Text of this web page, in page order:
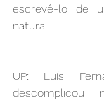
escrevê-lo de
natural.
UP: Luís